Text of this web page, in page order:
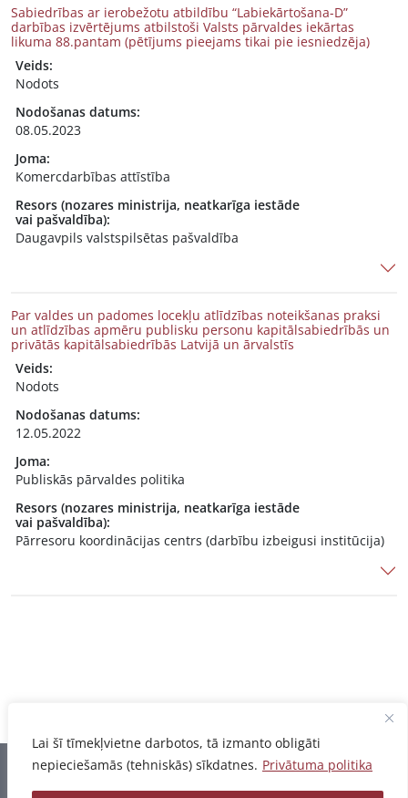
Lai šī tīmekļvietne darbotos, tā izmanto obligāti
nepieciešamās (tehniskās) sīkdatnes. Privātuma politika
Sabiedrības ar ierobežotu atbildību “Labiekārtošana-D”
darbības izvērtējums atbilstoši Valsts pārvaldes iekārtas
likuma 88.pantam (pētījums pieejams tikai pie iesniedzēja)
Veids:
Nodots
Nodošanas datums:
08.05.2023
Joma:
Komercdarbības attīstība
Resors (nozares ministrija, neatkarīga iestāde
vai pašvaldība):
Daugavpils valstspilsētas pašvaldība
Par valdes un padomes locekļu atlīdzības noteikšanas praksi
un atlīdzības apmēru publisku personu kapitālsabiedrībās un
privātās kapitālsabiedrībās Latvijā un ārvalstīs
Veids:
Nodots
Nodošanas datums:
12.05.2022
Joma:
Publiskās pārvaldes politika
Resors (nozares ministrija, neatkarīga iestāde
vai pašvaldība):
Pārresoru koordinācijas centrs (darbību izbeigusi institūcija)
Informācija pēdējo reizi atjaunota 07.08.2026